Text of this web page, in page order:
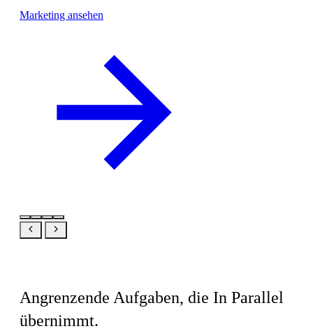
Marketing ansehen
Angrenzende Aufgaben, die In Parallel
übernimmt.